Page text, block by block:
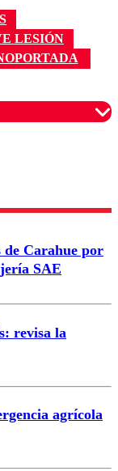
LESIÓN
un
de Carahue por
SAE
revisa la
agrícola